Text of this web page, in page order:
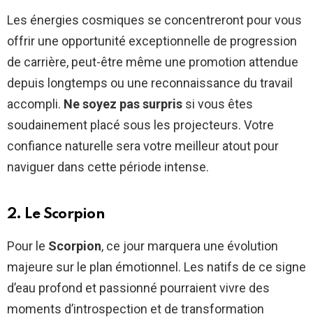
Les énergies cosmiques se concentreront pour vous
offrir une opportunité exceptionnelle de progression
de carrière, peut-être même une promotion attendue
depuis longtemps ou une reconnaissance du travail
accompli. Ne soyez pas surpris si vous êtes
soudainement placé sous les projecteurs. Votre
confiance naturelle sera votre meilleur atout pour
naviguer dans cette période intense.
2. Le Scorpion
Pour le Scorpion, ce jour marquera une évolution
majeure sur le plan émotionnel. Les natifs de ce signe
d’eau profond et passionné pourraient vivre des
moments d’introspection et de transformation